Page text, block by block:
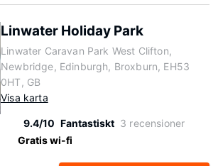
Linwater Holiday Park
Linwater Caravan Park West Clifton,
Newbridge, Edinburgh, Broxburn, EH53
0HT, GB
Visa karta
9.4/10 Fantastiskt 3 recensioner
Gratis wi-fi